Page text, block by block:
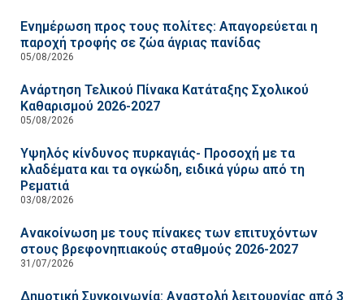
Ενημέρωση προς τους πολίτες: Απαγορεύεται η
παροχή τροφής σε ζώα άγριας πανίδας
05/08/2026
Ανάρτηση Τελικού Πίνακα Κατάταξης Σχολικού
Καθαρισμού 2026-2027
05/08/2026
Υψηλός κίνδυνος πυρκαγιάς- Προσοχή με τα
κλαδέματα και τα ογκώδη, ειδικά γύρω από τη
Ρεματιά
03/08/2026
Ανακοίνωση με τους πίνακες των επιτυχόντων
στους βρεφονηπιακούς σταθμούς 2026-2027
31/07/2026
Δημοτική Συγκοινωνία: Αναστολή λειτουργίας από 3